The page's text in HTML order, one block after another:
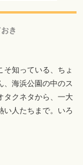
き
知っている、ちょ
、海浜公園の中のス
タクネタから、一大
い人たちまで。いろ